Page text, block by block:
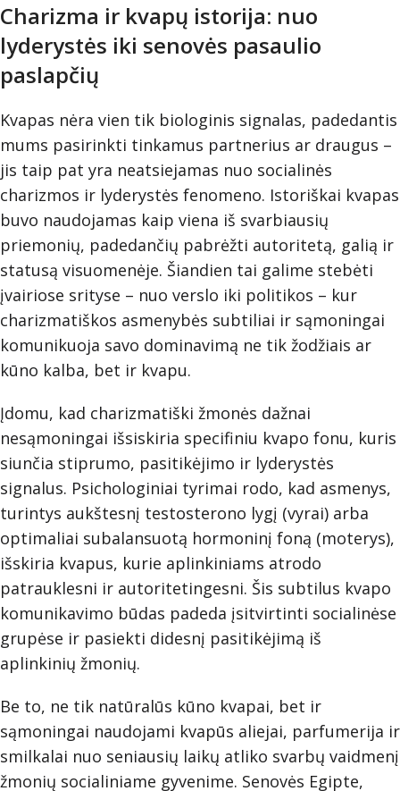
Charizma ir kvapų istorija: nuo
lyderystės iki senovės pasaulio
paslapčių
Kvapas nėra vien tik biologinis signalas, padedantis
mums pasirinkti tinkamus partnerius ar draugus –
jis taip pat yra neatsiejamas nuo socialinės
charizmos ir lyderystės fenomeno. Istoriškai kvapas
buvo naudojamas kaip viena iš svarbiausių
priemonių, padedančių pabrėžti autoritetą, galią ir
statusą visuomenėje. Šiandien tai galime stebėti
įvairiose srityse – nuo verslo iki politikos – kur
charizmatiškos asmenybės subtiliai ir sąmoningai
komunikuoja savo dominavimą ne tik žodžiais ar
kūno kalba, bet ir kvapu.
Įdomu, kad charizmatiški žmonės dažnai
nesąmoningai išsiskiria specifiniu kvapo fonu, kuris
siunčia stiprumo, pasitikėjimo ir lyderystės
signalus. Psichologiniai tyrimai rodo, kad asmenys,
turintys aukštesnį testosterono lygį (vyrai) arba
optimaliai subalansuotą hormoninį foną (moterys),
išskiria kvapus, kurie aplinkiniams atrodo
patrauklesni ir autoritetingesni. Šis subtilus kvapo
komunikavimo būdas padeda įsitvirtinti socialinėse
grupėse ir pasiekti didesnį pasitikėjimą iš
aplinkinių žmonių.
Be to, ne tik natūralūs kūno kvapai, bet ir
sąmoningai naudojami kvapūs aliejai, parfumerija ir
smilkalai nuo seniausių laikų atliko svarbų vaidmenį
žmonių socialiniame gyvenime. Senovės Egipte,